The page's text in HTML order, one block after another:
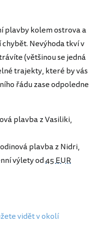
plavby kolem ostrova a
Nevýhoda tkví v
(většinou se jedná
trajekty, které by vás
řádu zase odpoledne
plavba z Vasiliki,
plavba z Nidri,
výlety od45 EUR
vidět v okolí